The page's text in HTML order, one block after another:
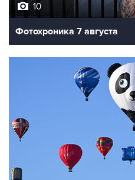
Фотохроника 7 августа